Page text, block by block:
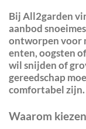
BijAll2garden
aanbod
ontworpen voor
enten, oogsten
wil snijden of
gereedschap
comfortabel zijn.
Waarom